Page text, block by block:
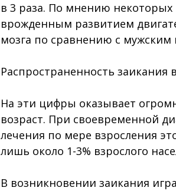
в 3 раза. По мнению некоторых
врожденным развитием
мозга по сравнению с
Распространенность заикания
На эти цифры оказывает
возраст. При своевременной
лечения по мере взросления
лишь около 1-3% взрослого
В возникновении заикания